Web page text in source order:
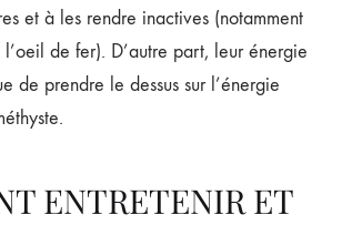
et à les rendre inactives (notamment
l’oeil de fer). D’autre part, leur énergie
de prendre le dessus sur l’énergie
ENTRETENIR ET